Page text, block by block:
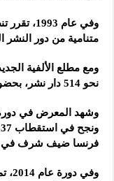
وفي عام
متنامية من دور النشر
نحو 514 دار نشر، بحضور لافت من قادة الفكر والرموز الثقافية.
فرنسا ضيف شرف في دورة 2011
وفي